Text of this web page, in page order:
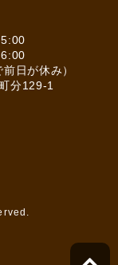
日が休み）
分129-1